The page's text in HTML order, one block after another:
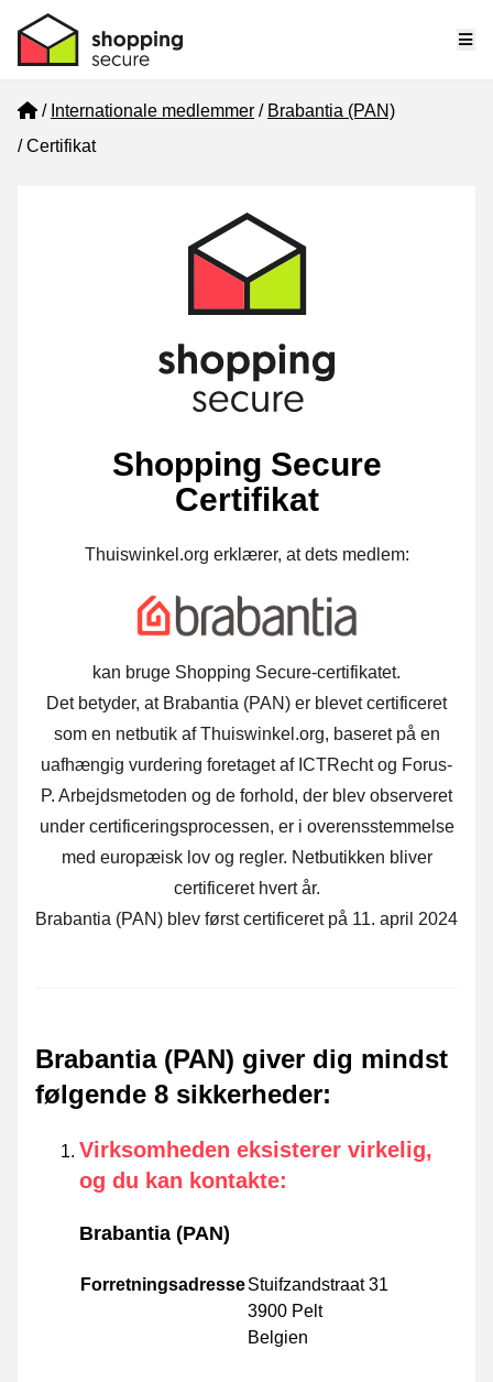
Home
Internationale medlemmer
Brabantia (PAN)
Certifikat
Shopping Secure
Certifikat
Thuiswinkel.org erklærer, at dets medlem:
kan bruge Shopping Secure-certifikatet.
Det betyder, at Brabantia (PAN) er blevet certificeret
som en netbutik af Thuiswinkel.org, baseret på en
uafhængig vurdering foretaget af ICTRecht og Forus-
P. Arbejdsmetoden og de forhold, der blev observeret
under certificeringsprocessen, er i overensstemmelse
med europæisk lov og regler. Netbutikken bliver
certificeret hvert år.
Brabantia (PAN) blev først certificeret på 11. april 2024
Brabantia (PAN) giver dig mindst
følgende 8 sikkerheder:
Virksomheden eksisterer virkelig,
og du kan kontakte:
Brabantia (PAN)
ForretningsadresseStuifzandstraat 31
3900 Pelt
Belgien